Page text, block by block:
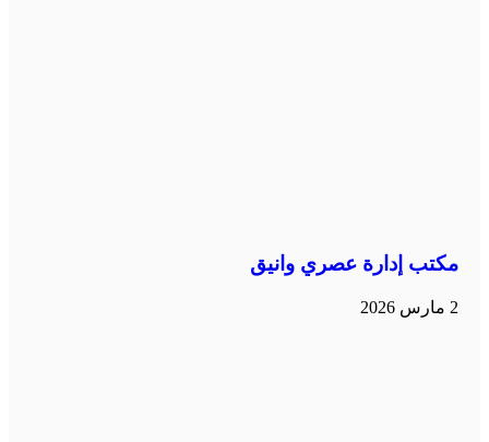
مكتب إدارة عصري وانيق
2 مارس 2026